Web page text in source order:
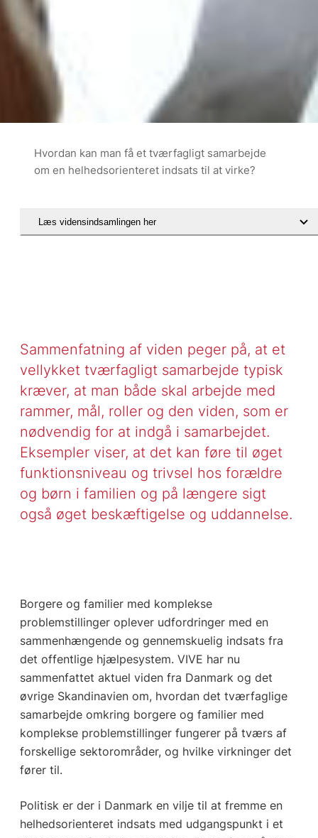
Hvordan kan man få et tværfagligt samarbejde
om en helhedsorienteret indsats til at virke?
Læs vidensindsamlingen her
Sammenfatning af viden peger på, at et
vellykket tværfagligt samarbejde typisk
kræver, at man både skal arbejde med
rammer, mål, roller og den viden, som er
nødvendig for at indgå i samarbejdet.
Eksempler viser, at det kan føre til øget
funktionsniveau og trivsel hos forældre
og børn i familien og på længere sigt
også øget beskæftigelse og uddannelse.
Borgere og familier med komplekse
problemstillinger oplever udfordringer med en
sammenhængende og gennemskuelig indsats fra
det offentlige hjælpesystem. VIVE har nu
sammenfattet aktuel viden fra Danmark og det
øvrige Skandinavien om, hvordan det tværfaglige
samarbejde omkring borgere og familier med
komplekse problemstillinger fungerer på tværs af
forskellige sektorområder, og hvilke virkninger det
fører til.
Politisk er der i Danmark en vilje til at fremme en
helhedsorienteret indsats med udgangspunkt i et